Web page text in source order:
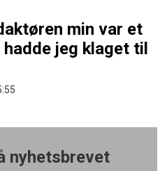
min var et
jeg klaget til
nyhetsbrevet